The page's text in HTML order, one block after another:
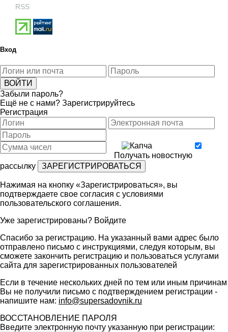
RSS
Вход
Забыли пароль?
Ещё не с нами? Зарегистрируйтесь
Регистрация
Получать новостную
рассылку
Нажимая на кнопку «Зарегистрироваться», вы
подтверждаете свое согласия с условиями
пользовательского соглашения.
Уже зарегистрированы? Войдите
Спасибо за регистрацию. На указанный вами адрес было
отправлено письмо с инструкциями, следуя которым, вы
сможете закончить регистрацию и пользоваться услугами
сайта для зарегистрированных пользователей
Если в течение нескольких дней по тем или иным причинам
Вы не получили письмо с подтверждением регистрации -
напишите нам: info@supersadovnik.ru
ВОССТАНОВЛЕНИЕ ПАРОЛЯ
Введите электронную почту указанную при регистрации: